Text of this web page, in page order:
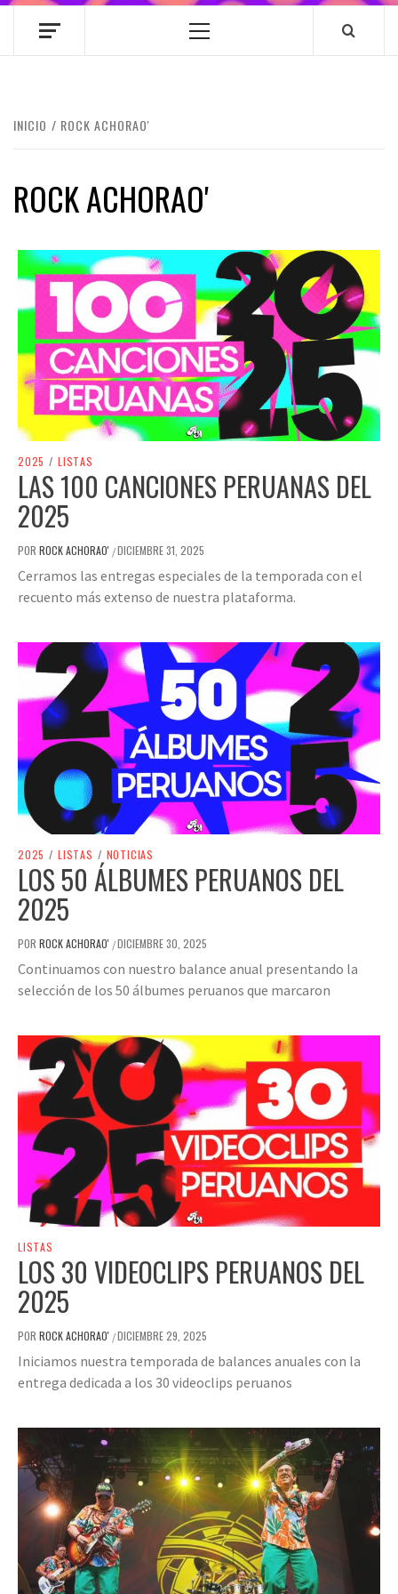
Menú
INICIO ROCK ACHORAO'
ROCK ACHORAO'
2025 / LISTAS
LAS 100 CANCIONES PERUANAS DEL
2025
POR ROCK ACHORAO' /DICIEMBRE 31, 2025
Cerramos las entregas especiales de la temporada con el
recuento más extenso de nuestra plataforma.
2025 / LISTAS / NOTICIAS
LOS 50 ÁLBUMES PERUANOS DEL
2025
POR ROCK ACHORAO' /DICIEMBRE 30, 2025
Continuamos con nuestro balance anual presentando la
selección de los 50 álbumes peruanos que marcaron
LISTAS
LOS 30 VIDEOCLIPS PERUANOS DEL
2025
POR ROCK ACHORAO' /DICIEMBRE 29, 2025
Iniciamos nuestra temporada de balances anuales con la
entrega dedicada a los 30 videoclips peruanos